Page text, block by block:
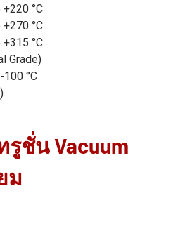
°C
°C
°C
Grade)
100 °C
รูชั่น Vacuum
ม